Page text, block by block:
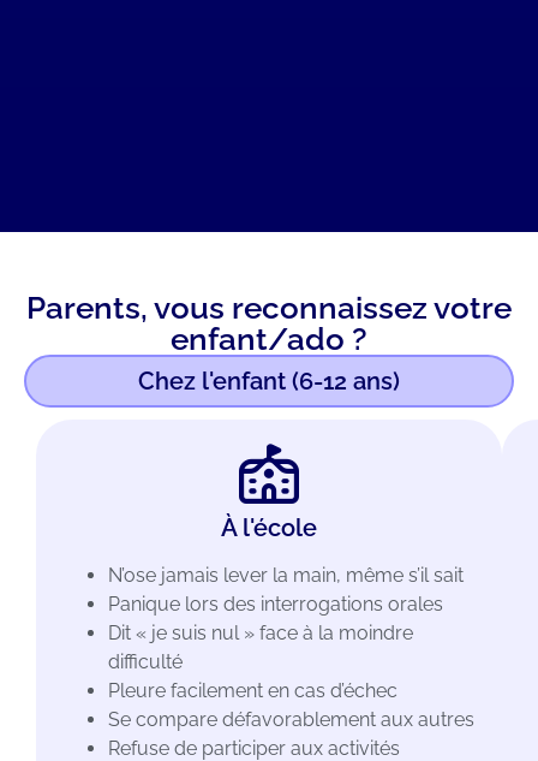
Parents, vous reconnaissez votre
enfant/ado ?
Chez l'enfant (6-12 ans)
À l'école
N’ose jamais lever la main, même s’il sait
Panique lors des interrogations orales
Dit « je suis nul » face à la moindre
difficulté
Pleure facilement en cas d’échec
Se compare défavorablement aux autres
Refuse de participer aux activités